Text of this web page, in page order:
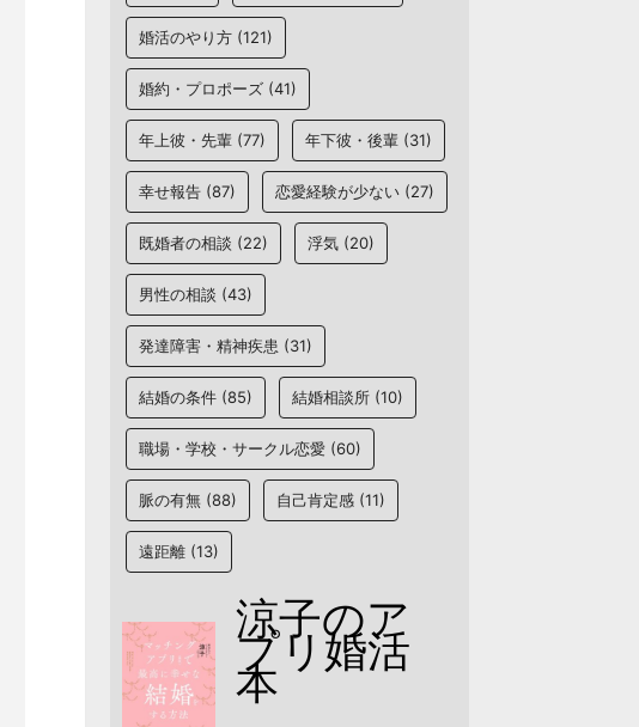
婚活のやり方 (121)
婚約・プロポーズ (41)
年上彼・先輩 (77) 年下彼・後輩 (31)
幸せ報告 (87) 恋愛経験が少ない (27)
既婚者の相談 (22) 浮気 (20)
男性の相談 (43)
発達障害・精神疾患 (31)
結婚の条件 (85) 結婚相談所 (10)
職場・学校・サークル恋愛 (60)
脈の有無 (88) 自己肯定感 (11)
遠距離 (13)
涼子のア
プリ婚活
本